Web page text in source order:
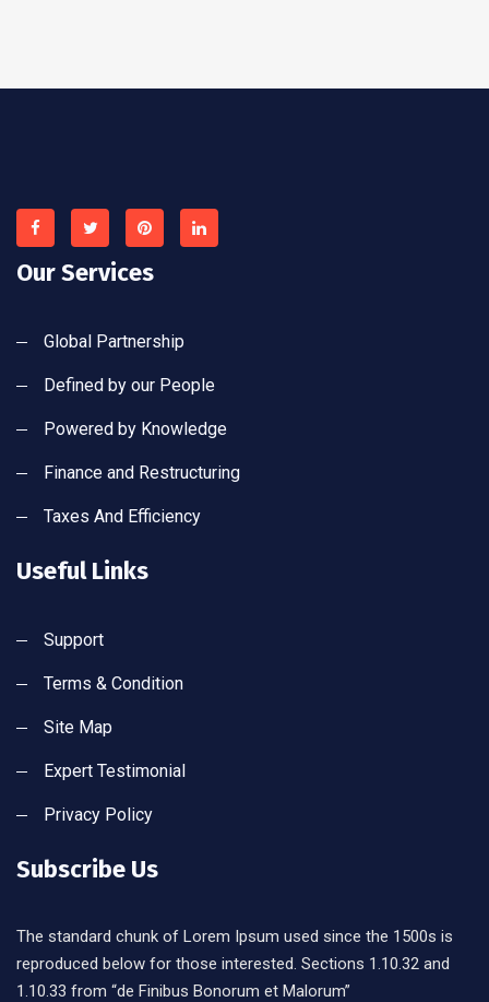
Our Services
Global Partnership
Defined by our People
Powered by Knowledge
Finance and Restructuring
Taxes And Efficiency
Useful Links
Support
Terms & Condition
Site Map
Expert Testimonial
Privacy Policy
Subscribe Us
The standard chunk of Lorem Ipsum used since the 1500s is
reproduced below for those interested. Sections 1.10.32 and
1.10.33 from “de Finibus Bonorum et Malorum”